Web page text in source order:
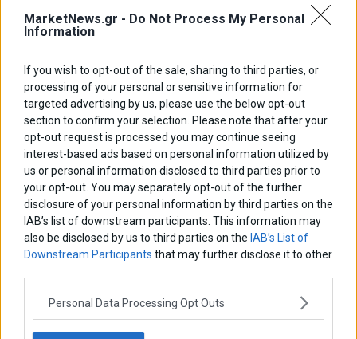
MarketNews.gr - Do Not Process My Personal
Information
If you wish to opt-out of the sale, sharing to third parties, or
processing of your personal or sensitive information for
targeted advertising by us, please use the below opt-out
section to confirm your selection. Please note that after your
opt-out request is processed you may continue seeing
interest-based ads based on personal information utilized by
us or personal information disclosed to third parties prior to
your opt-out. You may separately opt-out of the further
disclosure of your personal information by third parties on the
IAB’s list of downstream participants. This information may
also be disclosed by us to third parties on the IAB’s List of
Downstream Participants that may further disclose it to other
Personal Data Processing Opt Outs
ΑΡΘΡΟΓΡΑΦΟΙ
Εύη Φραγκάκη
Η αληθινή παιδεία ξεκινά από την ψυχή…
Σταματίνα Σταματάκου
Η βία κατά των ζώων δεν αντέχει βολικές ερμηνείες
Από την αποθέωση στην καταγγελία: Η Ελλάδα πάντα